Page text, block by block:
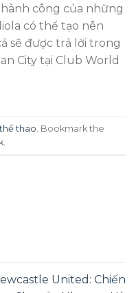
công của những
có thể tạo nên
sẽ được trả lời trong
City tại Club World
thao . Bookmark the
United: Chiến